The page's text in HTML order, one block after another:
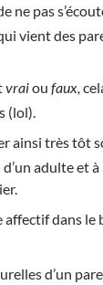
ne pas
vient des
vraiou faux,
(lol).
ainsi très tôt
adulte et
affectif dans
d’un